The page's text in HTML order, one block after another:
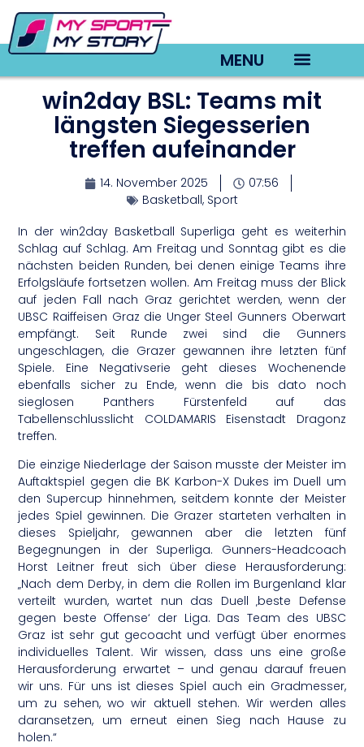
MENU
win2day BSL: Teams mit
längsten Siegesserien
treffen aufeinander
14. November 2025
07:56
Basketball, Sport
In der win2day Basketball Superliga geht es weiterhin
Schlag auf Schlag. Am Freitag und Sonntag gibt es die
nächsten beiden Runden, bei denen einige Teams ihre
Erfolgsläufe fortsetzen wollen. Am Freitag muss der Blick
auf jeden Fall nach Graz gerichtet werden, wenn der
UBSC Raiffeisen Graz die Unger Steel Gunners Oberwart
empfängt. Seit Runde zwei sind die Gunners
ungeschlagen, die Grazer gewannen ihre letzten fünf
Spiele. Eine Negativserie geht dieses Wochenende
ebenfalls sicher zu Ende, wenn die bis dato noch
sieglosen Panthers Fürstenfeld auf das
Tabellenschlusslicht COLDAMARIS Eisenstadt Dragonz
treffen.
Die einzige Niederlage der Saison musste der Meister im
Auftaktspiel gegen die BK Karbon-X Dukes im Duell um
den Supercup hinnehmen, seitdem konnte der Meister
jedes Spiel gewinnen. Die Grazer starteten verhalten in
dieses Spieljahr, gewannen aber die letzten fünf
Begegnungen in der Superliga. Gunners-Headcoach
Horst Leitner freut sich über diese Herausforderung:
„Nach dem Derby, in dem die Rollen im Burgenland klar
verteilt wurden, wartet nun das Duell ‚beste Defense
gegen beste Offense‘ der Liga. Das Team des UBSC
Graz ist sehr gut gecoacht und verfügt über enormes
individuelles Talent. Wir wissen, dass uns eine große
Herausforderung erwartet – und genau darauf freuen
wir uns. Für uns ist dieses Spiel auch ein Gradmesser,
um zu sehen, wo wir aktuell stehen. Wir werden alles
daransetzen, um erneut einen Sieg nach Hause zu
holen.“